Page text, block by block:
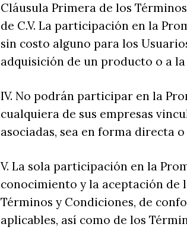
Cláusula Primera de los
de C.V. La participación en la
sin costo alguno para los
adquisición de un producto o a
IV. No podrán participar en la
cualquiera de sus empresas
asociadas, sea en forma directa
V. La sola participación en la
conocimiento y la aceptación de
Términos y Condiciones, de
aplicables, así como de los